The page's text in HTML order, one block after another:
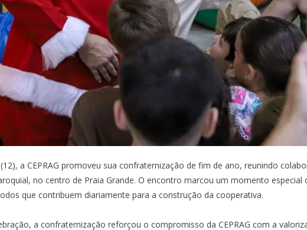
a CEPRAG promoveu sua confraternização de fim de ano, reunindo
no centro de Praia Grande. O encontro marcou um momento especial
que contribuem diariamente para a construção da cooperativa.
a confraternização reforçou o compromisso da CEPRAG com a